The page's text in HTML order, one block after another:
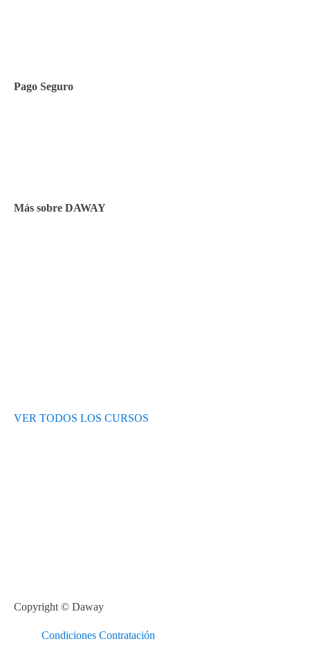
Pago Seguro
Más sobre DAWAY
VER TODOS LOS CURSOS
Copyright © Daway
Condiciones Contratación